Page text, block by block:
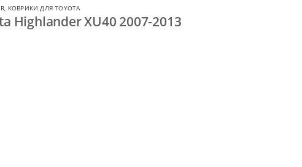
, КОВРИКИ ДЛЯ TOYOTA
Highlander XU40 2007-2013